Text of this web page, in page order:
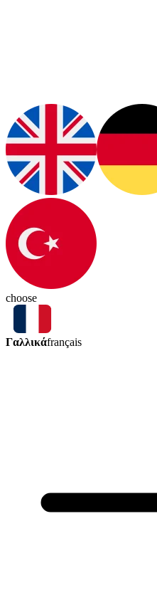
choose
Γαλλικάfrançais